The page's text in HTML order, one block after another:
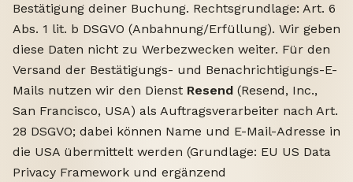
Bestätigung deiner Buchung. Rechtsgrundlage: Art. 6
Abs. 1 lit. b DSGVO (Anbahnung/Erfüllung). Wir geben
diese Daten nicht zu Werbezwecken weiter. Für den
Versand der Bestätigungs- und Benachrichtigungs-E-
Mails nutzen wir den Dienst Resend (Resend, Inc.,
San Francisco, USA) als Auftragsverarbeiter nach Art.
28 DSGVO; dabei können Name und E-Mail-Adresse in
die USA übermittelt werden (Grundlage: EU US Data
Privacy Framework und ergänzend